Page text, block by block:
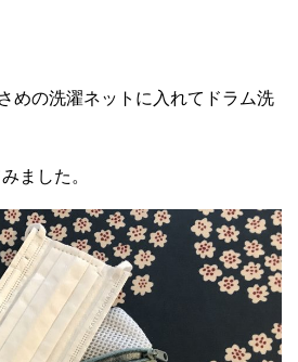
めの洗濯ネットに入れてドラム洗
ました。